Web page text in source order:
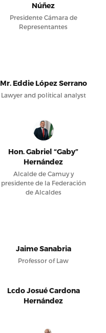
Núñez
Presidente Cámara de
Representantes
Mr. Eddie López Serrano
Lawyer and political analyst
Hon. Gabriel “Gaby”
Hernández
Alcalde de Camuy y
presidente de la Federación
de Alcaldes
Jaime Sanabria
Professor of Law
Lcdo Josué Cardona
Hernández